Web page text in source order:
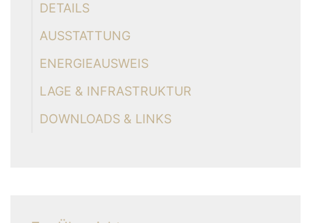
DETAILS
AUSSTATTUNG
ENERGIEAUSWEIS
LAGE & INFRASTRUKTUR
DOWNLOADS & LINKS